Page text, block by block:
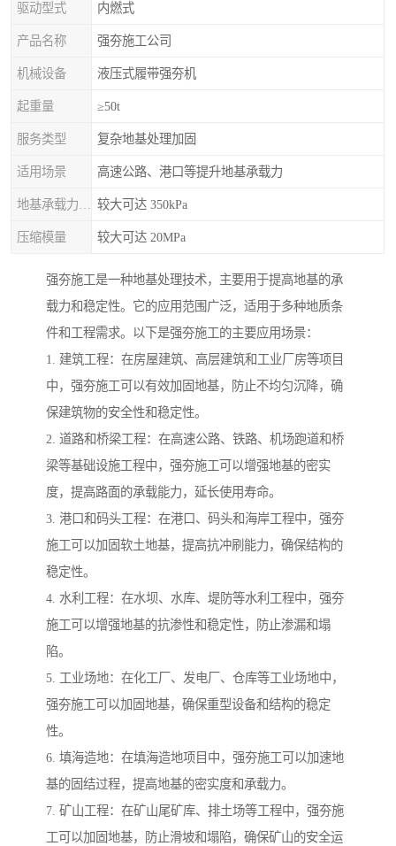
驱动型式 内燃式
产品名称 强夯施工公司
机械设备 液压式履带强夯机
起重量 ≥50t
服务类型 复杂地基处理加固
适用场景 高速公路、港口等提升地基承载力
较大可达 350kPa
压缩模量 较大可达 20MPa
强夯施工是一种地基处理技术，主要用于提高地基的承
载力和稳定性。它的应用范围广泛，适用于多种地质条
件和工程需求。以下是强夯施工的主要应用场景：
1. 建筑工程：在房屋建筑、高层建筑和工业厂房等项目
中，强夯施工可以有效加固地基，防止不均匀沉降，确
保建筑物的安全性和稳定性。
2. 道路和桥梁工程：在高速公路、铁路、机场跑道和桥
梁等基础设施工程中，强夯施工可以增强地基的密实
度，提高路面的承载能力，延长使用寿命。
3. 港口和码头工程：在港口、码头和海岸工程中，强夯
施工可以加固软土地基，提高抗冲刷能力，确保结构的
稳定性。
4. 水利工程：在水坝、水库、堤防等水利工程中，强夯
施工可以增强地基的抗渗性和稳定性，防止渗漏和塌
陷。
5. 工业场地：在化工厂、发电厂、仓库等工业场地中，
强夯施工可以加固地基，确保重型设备和结构的稳定
性。
6. 填海造地：在填海造地项目中，强夯施工可以加速地
基的固结过程，提高地基的密实度和承载力。
7. 矿山工程：在矿山尾矿库、排土场等工程中，强夯施
工可以加固地基，防止滑坡和塌陷，确保矿山的安全运